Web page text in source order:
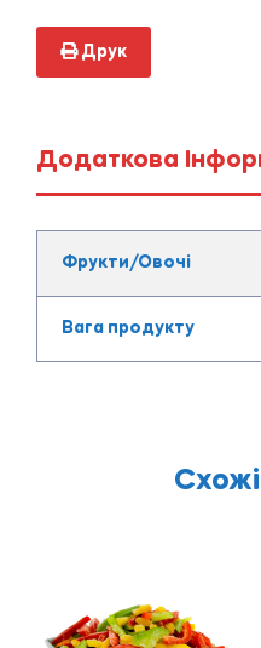
Друк
Додаткова
Фрукти/Овочі
Вага продукту